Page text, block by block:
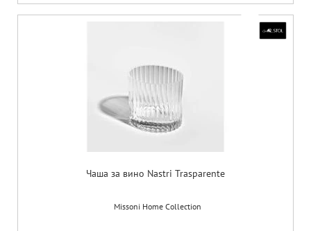
Чаша за вино Nastri Trasparente
Missoni Home Collection